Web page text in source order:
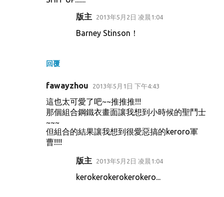
回覆
版主 2013年5月2日 凌晨1:04
Barney Stinson！
fawayzhou 2013年5月1日 下午4:43
這也太可愛了吧~~推推推!!!
那個組合鋼鐵衣畫面讓我想到小時候的聖鬥士
~~~
但組合的結果讓我想到很愛惡搞的keroro軍
曹!!!!
版主 2013年5月2日 凌晨1:04
kerokerokerokerokero...